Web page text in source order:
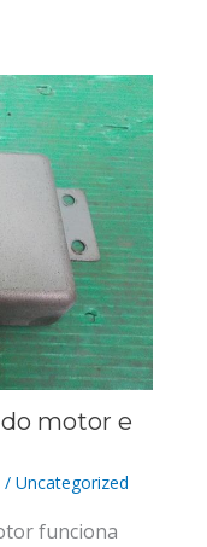
motor e
/ Uncategorized
funciona